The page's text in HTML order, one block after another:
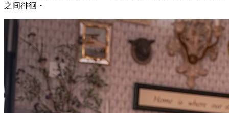
之间徘徊・